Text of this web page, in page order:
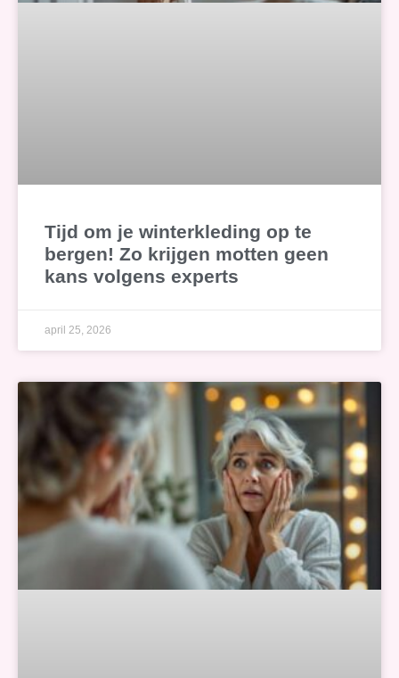
Tijd om je winterkleding op te
bergen! Zo krijgen motten geen
kans volgens experts
april 25, 2026